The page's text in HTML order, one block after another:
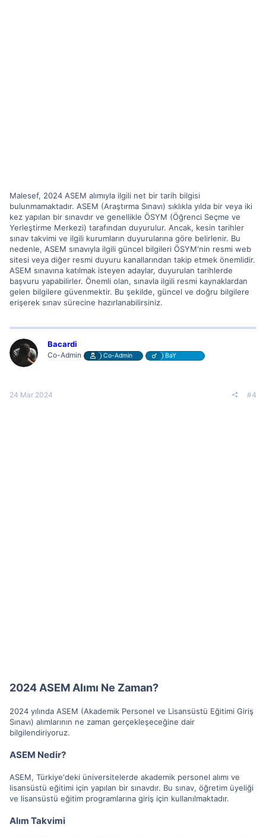
Malesef, 2024 ASEM alımıyla ilgili net bir tarih bilgisi
bulunmamaktadır. ASEM (Araştırma Sınavı) sıklıkla yılda bir veya iki
kez yapılan bir sınavdır ve genellikle ÖSYM (Öğrenci Seçme ve
Yerleştirme Merkezi) tarafından duyurulur. Ancak, kesin tarihler
sınav takvimi ve ilgili kurumların duyurularına göre belirlenir. Bu
nedenle, ASEM sınavıyla ilgili güncel bilgileri ÖSYM'nin resmi web
sitesi veya diğer resmi duyuru kanallarından takip etmek önemlidir.
ASEM sınavına katılmak isteyen adaylar, duyurulan tarihlerde
başvuru yapabilirler. Önemli olan, sınavla ilgili resmi kaynaklardan
gelen bilgilere güvenmektir. Bu şekilde, güncel ve doğru bilgilere
erişerek sınav sürecine hazırlanabilirsiniz.
Bacardi
Co-Admin Co-Admin BaY
24 Mar 2024 #4
2024 ASEM Alımı Ne Zaman?
2024 yılında ASEM (Akademik Personel ve Lisansüstü Eğitimi Giriş
Sınavı) alımlarının ne zaman gerçekleşeceğine dair
bilgilendiriyoruz.
ASEM Nedir?
ASEM, Türkiye'deki üniversitelerde akademik personel alımı ve
lisansüstü eğitimi için yapılan bir sınavdır. Bu sınav, öğretim üyeliği
ve lisansüstü eğitim programlarına giriş için kullanılmaktadır.
Alım Takvimi